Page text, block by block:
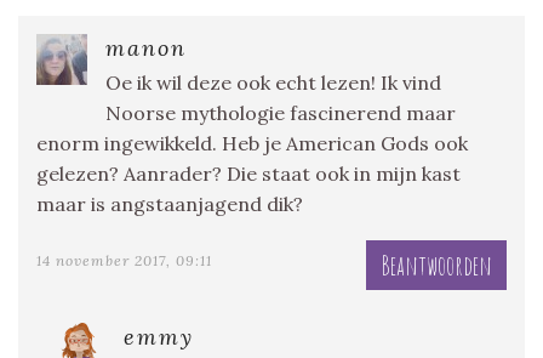
manon
Oe ik wil deze ook echt lezen! Ik vind
Noorse mythologie fascinerend maar
enorm ingewikkeld. Heb je American Gods ook
gelezen? Aanrader? Die staat ook in mijn kast
maar is angstaanjagend dik?
14 november 2017, 09:11 Beantwoorden
emmy